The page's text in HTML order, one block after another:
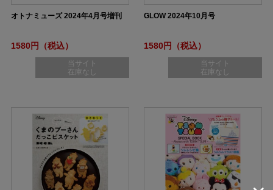
オトナミューズ 2024年4月号増刊
1580円（税込）
当サイト
在庫なし
GLOW 2024年10月号
1580円（税込）
当サイト
在庫なし